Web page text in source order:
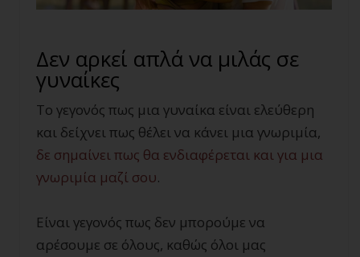
Δεν αρκεί απλά να μιλάς σε
γυναίκες
Το γεγονός πως μια γυναίκα είναι ελεύθερη
και δείχνει πως θέλει να κάνει μια γνωριμία,
δε σημαίνει πως θα ενδιαφέρεται και για μια
γνωριμία μαζί σου.
Είναι γεγονός πως δεν μπορούμε να
αρέσουμε σε όλους, καθώς όλοι μας